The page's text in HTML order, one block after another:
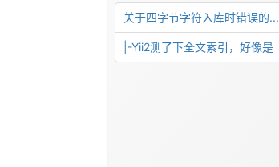
关于四字节字符入库时错误的...
|-Yii2测了下全文索引，好像是